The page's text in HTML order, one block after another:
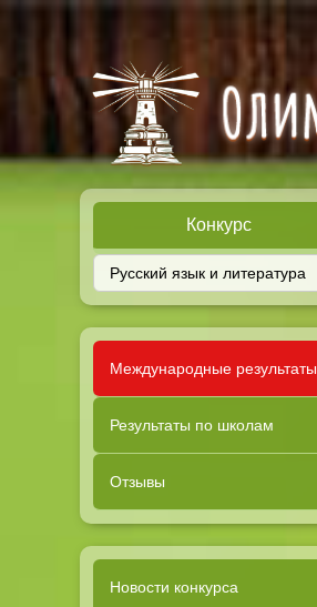
Конкурс
Международные результаты
Результаты по школам
Отзывы
Новости конкурса